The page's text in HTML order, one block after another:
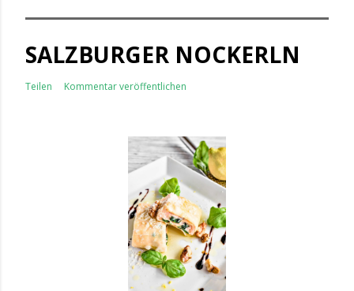
SALZBURGER NOCKERLN
Teilen Kommentar veröffentlichen